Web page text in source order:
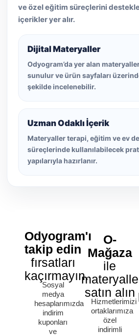
ve özel eğitim süreçlerini
içerikler yer alır.
Dijital Materyaller
Odyogram’da yer alan
sunulur ve ürün sayfaları
şekilde incelenebilir.
Uzman Odaklı İçerik
Materyaller terapi, eğitim ve ev
süreçlerinde kullanılabilecek
yapılarıyla hazırlanır.
Odyogram'ı
takip edin
fırsatları
kaçırmayın.
Sosyal
medya
hesaplarımızda
indirim
kuponları
ve
O-
Mağaza
ile
satın alın
Hizmetlerimizi
ortaklarımıza
özel
indirimli